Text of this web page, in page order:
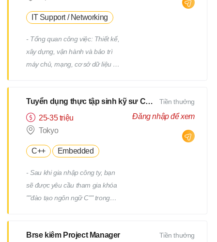
IT Support / Networking
- Tổng quan công việc: Thiết kế,
xây dựng, vận hành và bảo trì
máy chủ, mạng, cơ sở dữ liệu /
cả các giai đoạn trên và dưới
của quy trình. Chúng tôi sẽ giao
cho bạn các công việc phù hợp
bạn. - Ví dụ về công việc: Thiết
Windows/Linux Tái cấu trúc hạ
tầng liên quan đến việc thay thế
hệ điều hành hoặc phần mềm
Tuyển dụng thực tập sinh kỹ sư CNTT
25-35 triệu
Tokyo
C++ Embedded
- Sau khi gia nhập công ty, bạn
sẽ được yêu cầu tham gia khóa
""đào tạo ngôn ngữ C"" trong
yêu cầu tham gia thêm một
Tiền thưởng
Đăng nhập để xem
Brse kiêm Project Manager
Tiền thưởng